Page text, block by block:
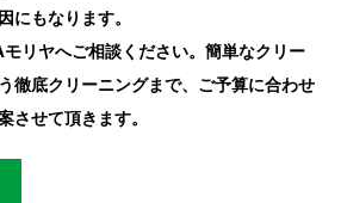
にもなります。
リヤへご相談ください。簡単なクリー
徹底クリーニングまで、ご予算に合わせ
させて頂きます。